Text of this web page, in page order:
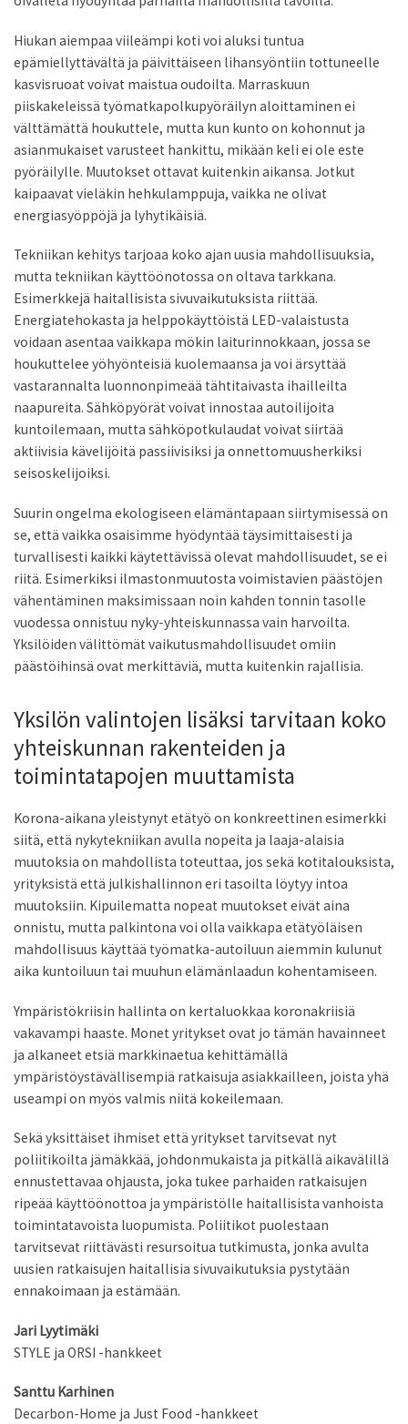
Hiukan aiempaa viileämpi koti voi aluksi tuntua
epämiellyttävältä ja päivittäiseen lihansyöntiin tottuneelle
kasvisruoat voivat maistua oudoilta. Marraskuun
piiskakeleissä työmatkapolkupyöräilyn aloittaminen ei
välttämättä houkuttele, mutta kun kunto on kohonnut ja
asianmukaiset varusteet hankittu, mikään keli ei ole este
pyöräilylle. Muutokset ottavat kuitenkin aikansa. Jotkut
kaipaavat vieläkin hehkulamppuja, vaikka ne olivat
energiasyöppöjä ja lyhytikäisiä.
Tekniikan kehitys tarjoaa koko ajan uusia mahdollisuuksia,
mutta tekniikan käyttöönotossa on oltava tarkkana.
Esimerkkejä haitallisista sivuvaikutuksista riittää.
Energiatehokasta ja helppokäyttöistä LED-valaistusta
voidaan asentaa vaikkapa mökin laiturinnokkaan, jossa se
houkuttelee yöhyönteisiä kuolemaansa ja voi ärsyttää
vastarannalta luonnonpimeää tähtitaivasta ihailleilta
naapureita. Sähköpyörät voivat innostaa autoilijoita
kuntoilemaan, mutta sähköpotkulaudat voivat siirtää
aktiivisia kävelijöitä passiivisiksi ja onnettomuusherkiksi
seisoskelijoiksi.
Suurin ongelma ekologiseen elämäntapaan siirtymisessä on
se, että vaikka osaisimme hyödyntää täysimittaisesti ja
turvallisesti kaikki käytettävissä olevat mahdollisuudet, se ei
riitä. Esimerkiksi ilmastonmuutosta voimistavien päästöjen
vähentäminen maksimissaan noin kahden tonnin tasolle
vuodessa onnistuu nyky-yhteiskunnassa vain harvoilta.
Yksilöiden välittömät vaikutusmahdollisuudet omiin
päästöihinsä ovat merkittäviä, mutta kuitenkin rajallisia.
Yksilön valintojen lisäksi tarvitaan koko
yhteiskunnan rakenteiden ja
toimintatapojen muuttamista
Korona-aikana yleistynyt etätyö on konkreettinen esimerkki
siitä, että nykytekniikan avulla nopeita ja laaja-alaisia
muutoksia on mahdollista toteuttaa, jos sekä kotitalouksista,
yrityksistä että julkishallinnon eri tasoilta löytyy intoa
muutoksiin. Kipuilematta nopeat muutokset eivät aina
onnistu, mutta palkintona voi olla vaikkapa etätyöläisen
mahdollisuus käyttää työmatka-autoiluun aiemmin kulunut
aika kuntoiluun tai muuhun elämänlaadun kohentamiseen.
Ympäristökriisin hallinta on kertaluokkaa koronakriisiä
vakavampi haaste. Monet yritykset ovat jo tämän havainneet
ja alkaneet etsiä markkinaetua kehittämällä
ympäristöystävällisempiä ratkaisuja asiakkailleen, joista yhä
useampi on myös valmis niitä kokeilemaan.
Sekä yksittäiset ihmiset että yritykset tarvitsevat nyt
poliitikoilta jämäkkää, johdonmukaista ja pitkällä aikavälillä
ennustettavaa ohjausta, joka tukee parhaiden ratkaisujen
ripeää käyttöönottoa ja ympäristölle haitallisista vanhoista
toimintatavoista luopumista. Poliitikot puolestaan
tarvitsevat riittävästi resursoitua tutkimusta, jonka avulta
uusien ratkaisujen haitallisia sivuvaikutuksia pystytään
ennakoimaan ja estämään.
Jari Lyytimäki
STYLE ja ORSI -hankkeet
Santtu Karhinen
Decarbon-Home ja Just Food -hankkeet